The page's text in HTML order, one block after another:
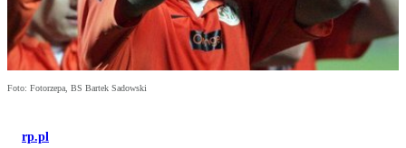
Foto: Fotorzepa, BS Bartek Sadowski
rp.pl